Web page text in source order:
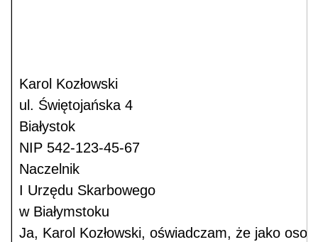
Karol Kozłowski
ul. Świętojańska 4
Białystok
NIP 542-123-45-67
Naczelnik
I Urzędu Skarbowego
w Białymstoku
Ja, Karol Kozłowski, oświadczam, że jako